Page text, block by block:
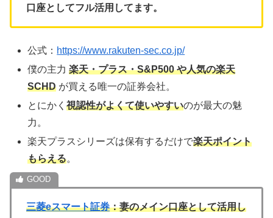
口座としてフル活用してます。
公式： https://www.rakuten-sec.co.jp/
僕の主力楽天・プラス・S&P500 や人気の楽天
SCHD が買える唯一の証券会社。
とにかく視認性がよくて使いやすいのが最大の魅
力。
楽天プラスシリーズは保有するだけで楽天ポイント
もらえる。
三菱eスマート証券：妻のメイン口座として活用し